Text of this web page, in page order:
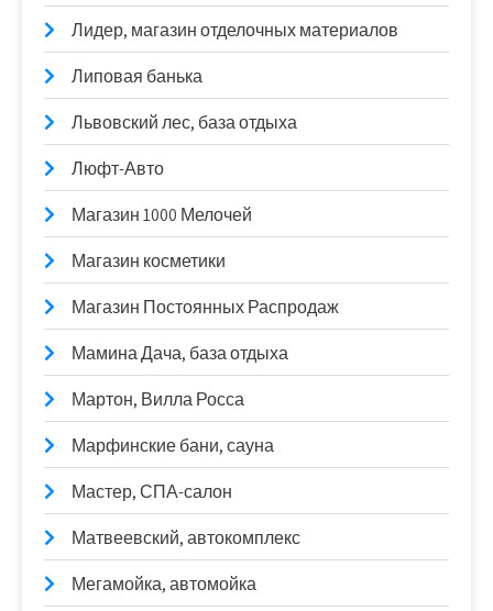
Лидер, магазин отделочных материалов
Липовая банька
Львовский лес, база отдыха
Люфт-Авто
Магазин 1000 Мелочей
Магазин косметики
Магазин Постоянных Распродаж
Мамина Дача, база отдыха
Мартон, Вилла Росса
Марфинские бани, сауна
Мастер, СПА-салон
Матвеевский, автокомплекс
Мегамойка, автомойка